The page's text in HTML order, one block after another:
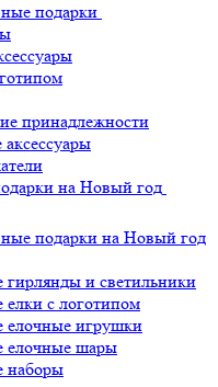
подарки
принадлежности
на Новый год
подарки на Новый год
гирлянды и светильники
елки с логотипом
елочные игрушки
елочные шары
наборы